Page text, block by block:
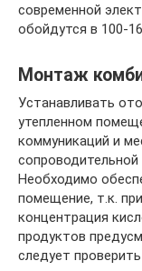
современной
обойдутся в 100-
Монтаж
Устанавливать
утепленном
коммуникаций и
Необходимо
помещение, т.к.
концентрация
продуктов
следует проверить